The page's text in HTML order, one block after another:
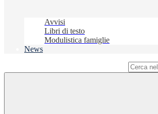
Avvisi
Libri di testo
Modulistica famiglie
News